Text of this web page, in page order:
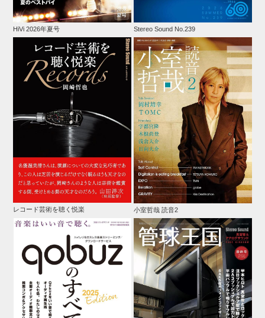
HiVi 2026年夏号 Stereo Sound No.239
レコード芸術を聴く悦楽 小室哲哉 読音2